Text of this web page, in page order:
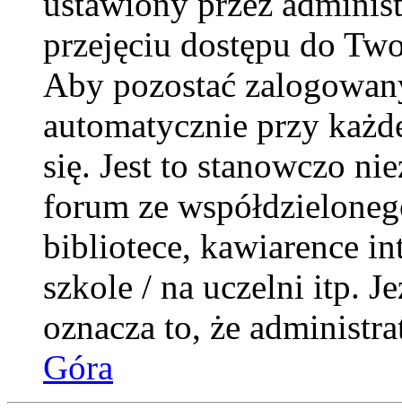
przejęciu dostępu do
Aby pozostać
automatycznie przy
się. Jest to stanowczo
forum ze
bibliotece, kawiarence
szkole / na uczelni itp.
oznacza to, że
Góra